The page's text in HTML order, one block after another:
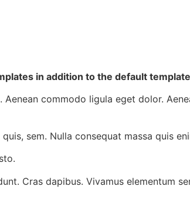
in addition to the default
commodo ligula eget dolor.
sem. Nulla consequat massa quis
Cras dapibus. Vivamus elementum